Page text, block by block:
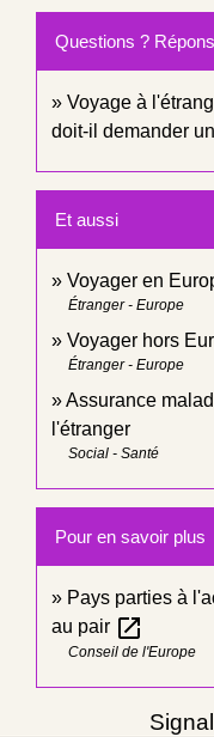
Questions ?
Voyage à
doit-il demander
Et aussi
Voyager en
Étranger - Europe
Voyager hors
Étranger - Europe
Assurance
l'étranger
Social - Santé
Pour en savoir plus
Pays parties à
au pair open_in_new
Conseil de l'Europe